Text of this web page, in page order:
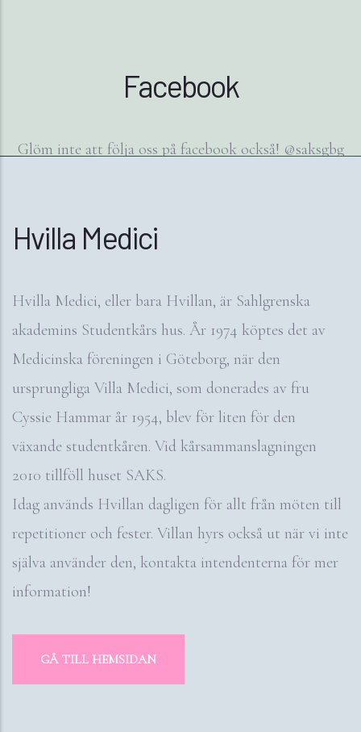
Facebook
Glöm inte att följa oss på facebook också! @saksgbg
Hvilla Medici
Hvilla Medici, eller bara Hvillan, är Sahlgrenska
akademins Studentkårs hus. År 1974 köptes det av
Medicinska föreningen i Göteborg, när den
ursprungliga Villa Medici, som donerades av fru
Cyssie Hammar år 1954, blev för liten för den
växande studentkåren. Vid kårsammanslagningen
2010 tillföll huset SAKS.
Idag används Hvillan dagligen för allt från möten till
repetitioner och fester. Villan hyrs också ut när vi inte
själva använder den, kontakta intendenterna för mer
information!
GÅ TILL HEMSIDAN